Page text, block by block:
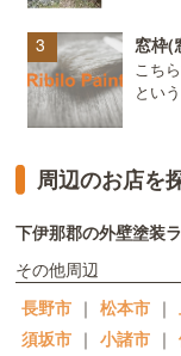
窓枠(
こち
とい
周辺のお店を
下伊那郡の外壁塗装
その他周辺
長野市 ｜ 松本市 ｜
須坂市 ｜ 小諸市 ｜